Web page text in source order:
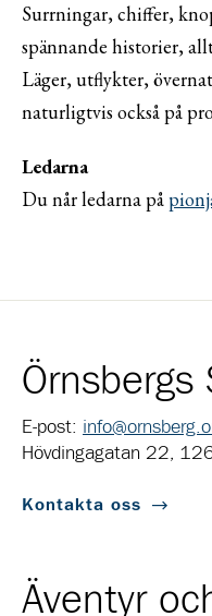
Surrningar, chiffer,
spännande historier,
Läger, utflykter,
naturligtvis också på
Ledarna
Du når ledarna på
Örnsbergs
E-post:
Hövdingagatan 22,
Kontakta oss
Äventyr